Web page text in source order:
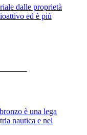
dalle proprietà
ed è più
è una lega
nautica e nel